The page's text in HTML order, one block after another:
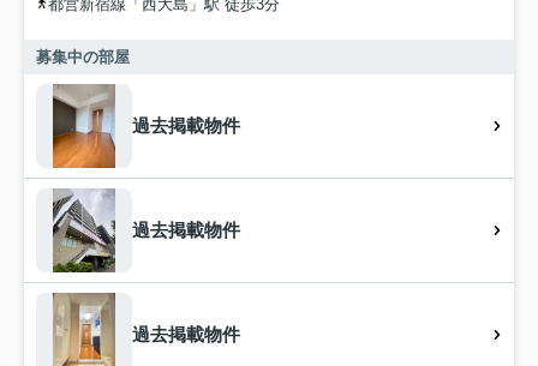
都営新宿線「西大島」駅 徒歩3分
募集中の部屋
過去掲載物件
過去掲載物件
過去掲載物件